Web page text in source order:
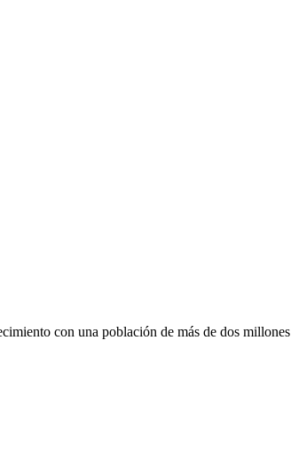
con una población de más de dos